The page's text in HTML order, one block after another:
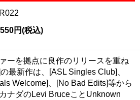
円(税込)
ーを拠点に良作のリリースを重ね
最新作は、[ASL Singles Club]、
Welcome]、[No Bad Edits]等から
ナダのLevi BruceことUnknown